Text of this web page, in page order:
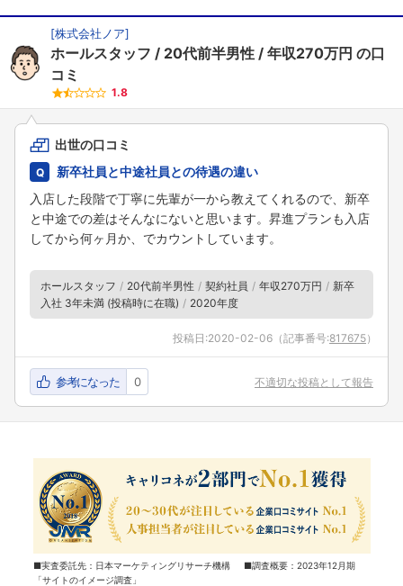
[株式会社ノア]
ホールスタッフ 20代前半男性 年収270万円 の口
コミ
1.8
出世の口コミ
新卒社員と中途社員との待遇の違い
入店した段階で丁寧に先輩が一から教えてくれるので、新卒
と中途での差はそんなにないと思います。昇進プランも入店
してから何ヶ月か、でカウントしています。
ホールスタッフ 20代前半男性 契約社員 年収270万円
新卒
入社 3年未満 (投稿時に在職)
2020年度
投稿日:2020-02-06 （記事番号:817675）
参考になった 0 不適切な投稿として報告
■実査委託先：日本マーケティングリサーチ機構 ■調査概要：2023年12月期
「サイトのイメージ調査」